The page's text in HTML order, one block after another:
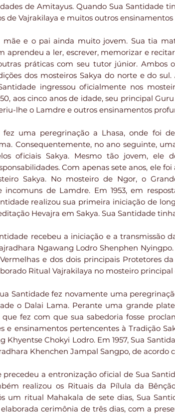
de Amitayus. Quando Sua Santidade
de Vajrakilaya e muitos outros
mãe e o pai ainda muito jovem. Sua tia
a ler, escrever, memorizar e
práticas com seu tutor júnior. Ambos
dos mosteiros Sakya do norte e do
ingressou oficialmente nos
aos cinco anos de idade, seu principal
lhe o Lamdre e outros ensinamentos
fez uma peregrinação a Lhasa, onde foi
Consequentemente, no ano seguinte,
oficiais Sakya. Mesmo tão jovem, ele
Com apenas sete anos, ele
Sakya. No mosteiro de Ngor, o
incomuns de Lamdre. Em 1953, em
realizou sua primeira iniciação de
Hevajra em Sakya. Sua Santidade
recebeu a iniciação e a transmissão
Ngawang Lodro Shenphen
e dos dois principais Protetores
Ritual Vajrakilaya no mosteiro principal
Santidade fez novamente uma
o Dalai Lama. Perante uma grande
fez com que sua sabedoria fosse
e ensinamentos pertencentes à Tradição
Khyentse Chokyi Lodro. Em 1957, Sua
Khenchen Jampal Sangpo, de acordo
a entronização oficial de Sua
realizou os Rituais da Pílula da
um ritual Mahakala de sete dias, Sua
cerimônia de três dias, com a